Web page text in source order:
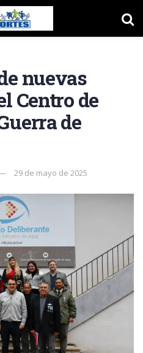
nuevas
Centro de
de
29 de mayo de 2025